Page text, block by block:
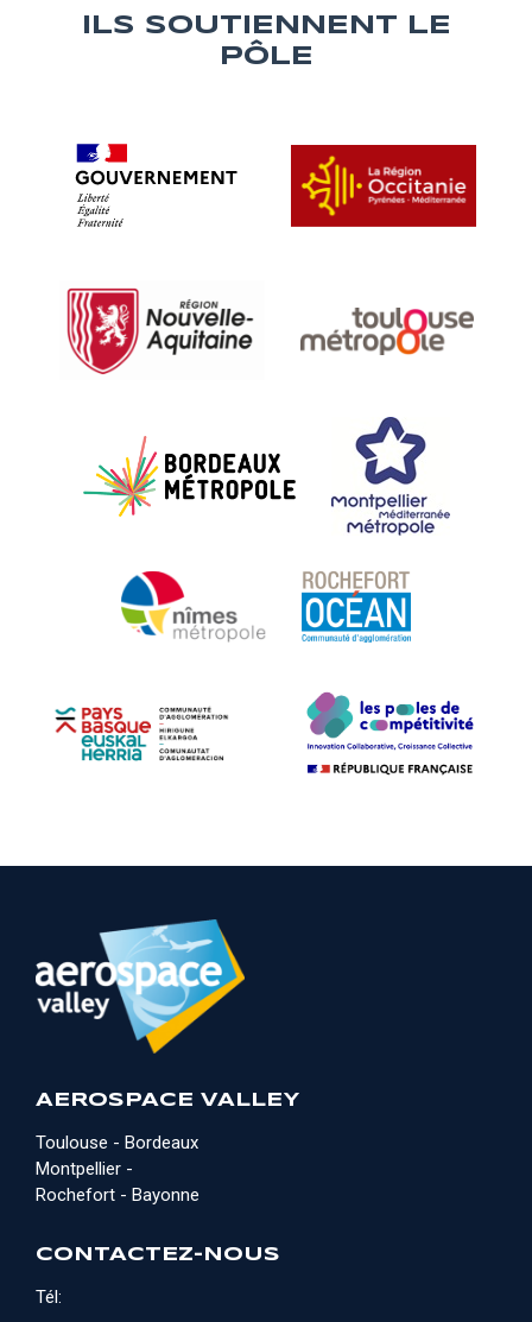
ILS SOUTIENNENT LE
PÔLE
AEROSPACE VALLEY
Toulouse - Bordeaux
Montpellier -
Rochefort - Bayonne
CONTACTEZ-NOUS
Tél: